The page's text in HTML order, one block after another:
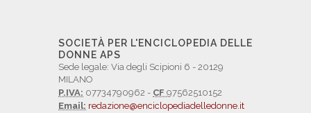
SOCIETÀ PER L'ENCICLOPEDIA DELLE
DONNE APS
Sede legale: Via degli Scipioni 6 - 20129
MILANO
P.IVA: 07734790962 - CF 97562510152
Email: redazione@enciclopediadelledonne.it